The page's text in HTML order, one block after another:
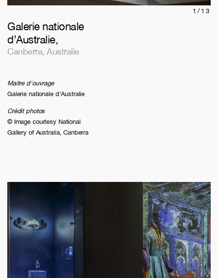
1/ 13
Galerie nationale
d’Australie,
Canberra,Australie
Maitre d'ouvrage
Galerie nationale d’Australie
Crédit photos
© Image courtesy National
Gallery of Australia, Canberra